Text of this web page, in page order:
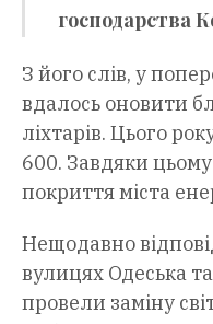
господарства
З його слів, у
вдалось оновити
ліхтарів. Цього
600. Завдяки
покриття міста
Нещодавно
вулицях Одеська
провели заміну